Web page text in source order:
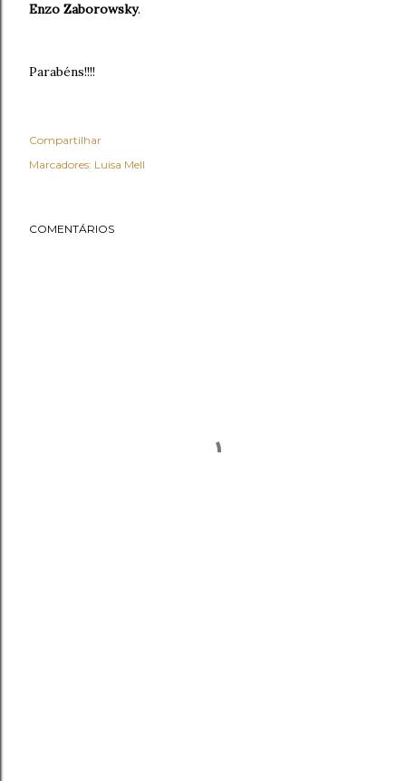
Enzo Zaborowsky.
Parabéns!!!!
Compartilhar
Marcadores: Luisa Mell
COMENTÁRIOS